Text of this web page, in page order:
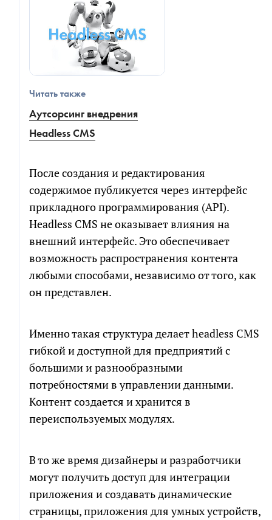
Читать также
Аутсорсинг внедрения
Headless CMS
После создания и редактирования
содержимое публикуется через интерфейс
прикладного программирования (API).
Headless CMS не оказывает влияния на
внешний интерфейс. Это обеспечивает
возможность распространения контента
любыми способами, независимо от того, как
он представлен.
Именно такая структура делает headless CMS
гибкой и доступной для предприятий с
большими и разнообразными
потребностями в управлении данными.
Контент создается и хранится в
переиспользуемых модулях.
В то же время дизайнеры и разработчики
могут получить доступ для интеграции
приложения и создавать динамические
страницы, приложения для умных устройств,